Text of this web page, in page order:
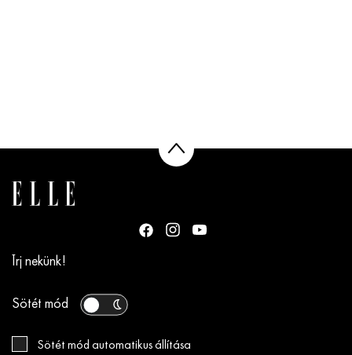
Írj nekünk!
Sötét mód
Sötét mód automatikus állítása